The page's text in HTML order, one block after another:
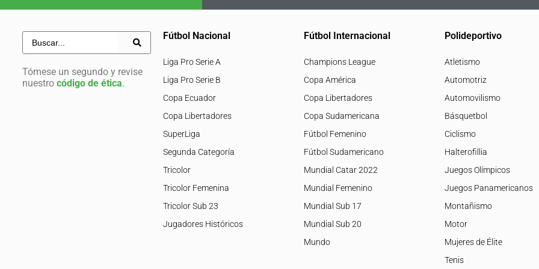
Tómese un segundo y revise
nuestro código de ética.
Fútbol Nacional
Liga Pro Serie A
Liga Pro Serie B
Copa Ecuador
Copa Libertadores
SuperLiga
Segunda Categoría
Tricolor
Tricolor Femenina
Tricolor Sub 23
Jugadores Históricos
Fútbol Internacional
Champions League
Copa América
Copa Libertadores
Copa Sudamericana
Fútbol Femenino
Fútbol Sudamericano
Mundial Catar 2022
Mundial Femenino
Mundial Sub 17
Mundial Sub 20
Mundo
Polideportivo
Atletismo
Automotriz
Automovilismo
Básquetbol
Ciclismo
Halterofillia
Juegos Olímpicos
Juegos Panamericanos
Montañismo
Motor
Mujeres de Élite
Tenis